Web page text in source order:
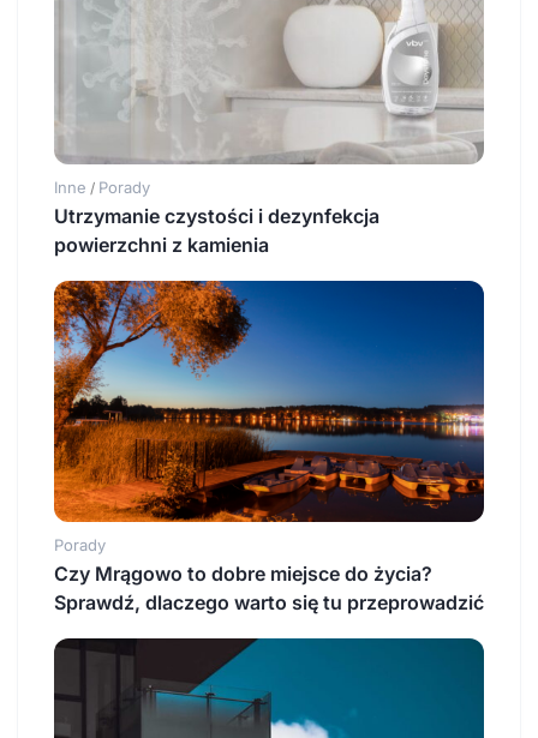
Inne / Porady
Utrzymanie czystości i dezynfekcja
powierzchni z kamienia
Porady
Czy Mrągowo to dobre miejsce do życia?
Sprawdź, dlaczego warto się tu przeprowadzić